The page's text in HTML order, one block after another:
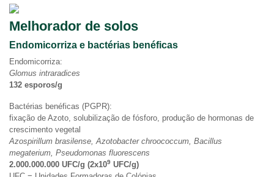
Melhorador de solos
Endomicorriza e bactérias benéficas
Endomicorriza:
Glomus intraradices
132 esporos/g
Bactérias benéficas (PGPR):
fixação de Azoto, solubilização de fósforo, produção de hormonas de
crescimento vegetal
Azospirillum brasilense, Azotobacter chroococcum, Bacillus
megaterium, Pseudomonas fluorescens
2.000.000.000 UFC/g (2x109 UFC/g)